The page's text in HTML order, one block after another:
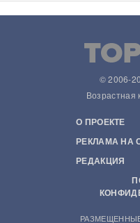
© 2006-
Возрастная
О ПРОЕКТЕ
РЕКЛАМА НА
РЕДАКЦИЯ